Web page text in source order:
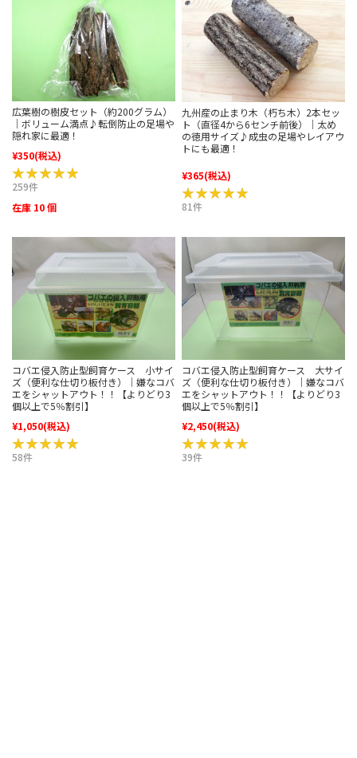
広葉樹の樹皮セット（約200グラム）
｜ボリューム満点♪転倒防止の足場や
隠れ家に最適！
¥350(税込)
★★★★★
★★★★★
259件
在庫 10 個
九州産の止まり木（朽ち木）2本セッ
ト（直径4から6センチ前後）｜太め
の徳用サイズ♪成虫の足場やレイアウ
トにも最適！
¥365(税込)
★★★★★
★★★★★
81件
コバエ侵入防止型飼育ケース 小サイ
ズ（便利な仕切り板付き）｜嫌なコバ
エをシャットアウト！！【よりどり3
個以上で5％割引】
¥1,050(税込)
★★★★★
★★★★★
58件
コバエ侵入防止型飼育ケース 大サイ
ズ（便利な仕切り板付き）｜嫌なコバ
エをシャットアウト！！【よりどり3
個以上で5％割引】
¥2,450(税込)
★★★★★
★★★★★
39件